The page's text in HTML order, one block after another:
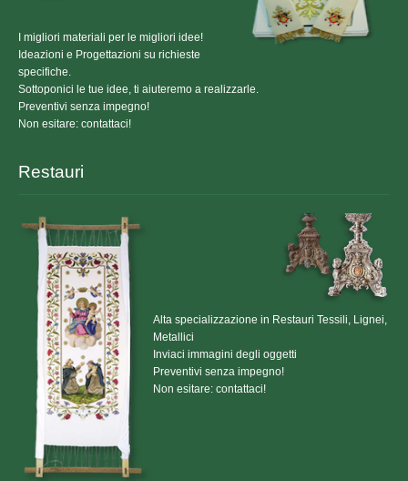
I migliori materiali per le migliori idee!
Ideazioni e Progettazioni su richieste
specifiche.
Sottoponici le tue idee, ti aiuteremo a realizzarle.
Preventivi senza impegno!
Non esitare: contattaci!
Restauri
Alta specializzazione in Restauri Tessili, Lignei,
Metallici
Inviaci immagini degli oggetti
Preventivi senza impegno!
Non esitare: contattaci!